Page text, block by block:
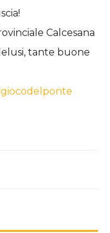
Calcesana
tante buone